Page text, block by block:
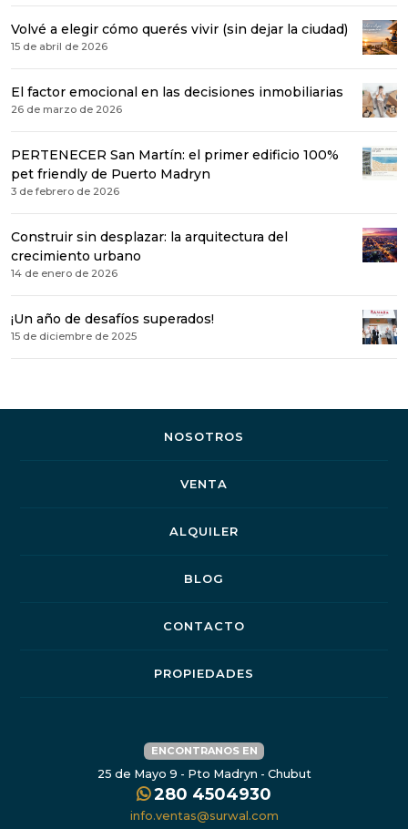
Volvé a elegir cómo querés vivir (sin dejar la ciudad)
15 de abril de 2026
El factor emocional en las decisiones inmobiliarias
26 de marzo de 2026
PERTENECER San Martín: el primer edificio 100%
pet friendly de Puerto Madryn
3 de febrero de 2026
Construir sin desplazar: la arquitectura del
crecimiento urbano
14 de enero de 2026
¡Un año de desafíos superados!
15 de diciembre de 2025
NOSOTROS
VENTA
ALQUILER
BLOG
CONTACTO
PROPIEDADES
ENCONTRANOS EN
25 de Mayo 9 - Pto Madryn - Chubut
280 4504930
info.ventas@surwal.com